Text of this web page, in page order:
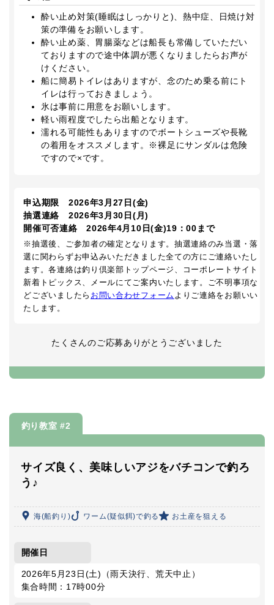
酔い止め対策(睡眠はしっかりと)、熱中症、日焼け対
策の準備をお願いします。
酔い止め薬、胃腸薬などは船長も常備していただい
ておりますので途中体調が悪くなりましたらお声が
けください。
船に簡易トイレはありますが、念のため乗る前にト
イレは行っておきましょう。
氷は事前に用意をお願いします。
軽い雨程度でしたら出船となります。
濡れる可能性もありますのでボートシューズや長靴
の着用をオススメします。※裸足にサンダルは危険
ですので×です。
申込期限 2026年3月27日(金)
抽選連絡 2026年3月30日(月)
開催可否連絡 2026年4月10日(金)19：00まで
※抽選後、ご参加者の確定となります。抽選連絡のみ当選・落
選に関わらずお申込みいただきました全ての方にご連絡いたし
ます。各連絡は釣り倶楽部トップページ、コーポレートサイト
新着トピックス、メールにてご案内いたします。ご不明事項な
どございましたら お問い合わせフォーム よりご連絡をお願いい
たします。
たくさんのご応募ありがとうございました
釣り教室 #2
サイズ良く、美味しいアジをバチコンで釣ろ
う♪
海(船釣り) ワーム(疑似餌)で釣る お土産を狙える
開催日
2026年5月23日(土)（雨天決行、荒天中止）
集合時間：17時00分